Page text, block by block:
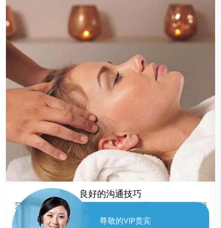
尊敬的VIP贵宾
良好的沟通技巧
艺师团队的成员通常具备良好的沟通技巧，能够与顾
客建立良好的沟通，了解顾客的需求，提供更加贴心